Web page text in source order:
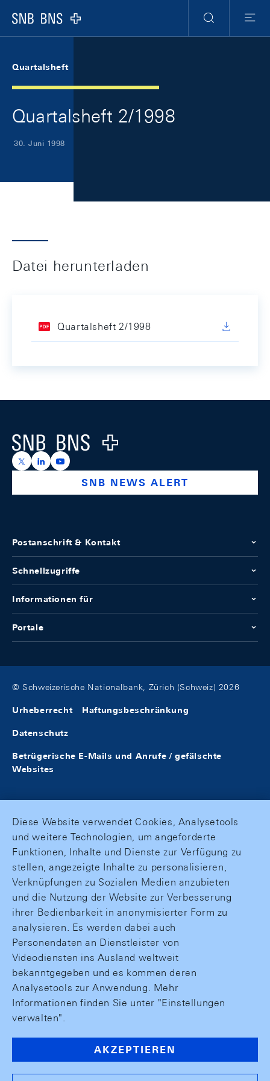
Logo
Suche
Menu
Quartalsheft
Quartalsheft 2/1998
30. Juni 1998
Datei herunterladen
Quartalsheft 2/1998
Logo
https://x.com/snb_bns
https://ch.linkedin.com/company/swiss-national-
https://www.youtube.com/@swissnationalbank
SNB NEWS ALERT
Postanschrift & Kontakt
Schnellzugriffe
Informationen für
Portale
© Schweizerische Nationalbank, Zürich (Schweiz) 2026
Urheberrecht Haftungsbeschränkung
Datenschutz
Betrügerische E-Mails und Anrufe / gefälschte
Websites
Diese Website verwendet Cookies, Analysetools
und weitere Technologien, um angeforderte
Funktionen, Inhalte und Dienste zur Verfügung zu
stellen, angezeigte Inhalte zu personalisieren,
Verknüpfungen zu Sozialen Medien anzubieten
und die Nutzung der Website zur Verbesserung
ihrer Bedienbarkeit in anonymisierter Form zu
analysieren. Es werden dabei auch
Personendaten an Dienstleister von
Videodiensten ins Ausland weltweit
bekanntgegeben und es kommen deren
Analysetools zur Anwendung. Mehr
Informationen finden Sie unter "Einstellungen
verwalten".
AKZEPTIEREN